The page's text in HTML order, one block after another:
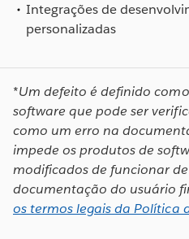
Integrações de
personalizadas
*Um defeito é definido
software que pode ser
como um erro na
impede os produtos de
modificados de funcionar
documentação do usuário
os termos legais da Política